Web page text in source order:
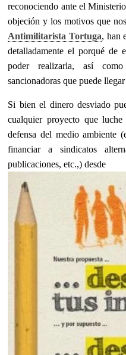
reconociendo ante el
objeción y los motivos que
Antimilitarista Tortuga, han
detalladamente el porqué de
poder realizarla, así
sancionadoras que puede
Si bien el dinero desviado
cualquier proyecto que
defensa del medio ambiente
financiar a sindicatos
publicaciones, etc.,) desde